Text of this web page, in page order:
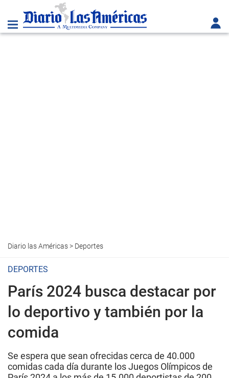
Diario las Américas> Deportes
DEPORTES
París 2024 busca destacar por
lo deportivo y también por la
comida
Se espera que sean ofrecidas cerca de 40.000
comidas cada día durante los Juegos Olímpicos de